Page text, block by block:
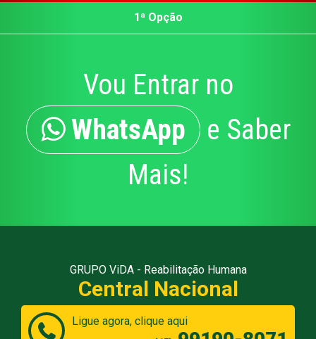
1ª Opção
Vou Entrar no
WhatsApp e Saber
Mais!
GRUPO ViDA - Reabilitação Humana
Central Nacional
Ligue agora, clique aqui